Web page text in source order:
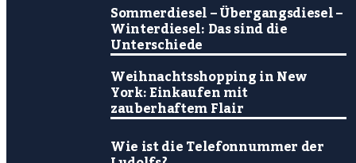
Sommerdiesel – Übergangsdiesel –
Winterdiesel: Das sind die
Unterschiede
Weihnachtsshopping in New
York: Einkaufen mit
zauberhaftem Flair
Wie ist die Telefonnummer der